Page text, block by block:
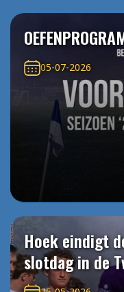
05-07-2026
Hoek eindigt
slotdag in de